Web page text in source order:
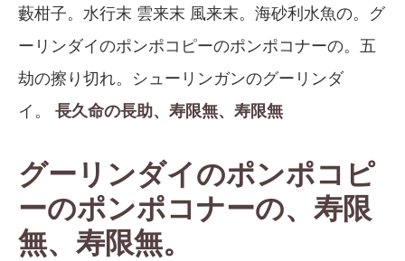
藪柑子。水行末 雲来末 風来末。海砂利水魚の。グ
ーリンダイのポンポコピーのポンポコナーの。五
劫の擦り切れ。シューリンガンのグーリンダ
イ。 長久命の長助、寿限無、寿限無
グーリンダイのポンポコピ
ーのポンポコナーの、寿限
無、寿限無。